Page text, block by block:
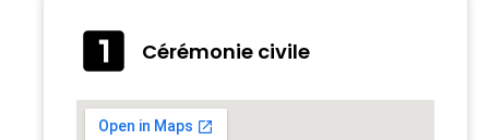
Cérémonie civile